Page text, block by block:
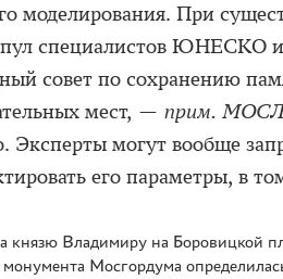
моделирования. При
пул специалистов
совет по сохранению
мест, — прим.
Эксперты могут вообще
его параметры, в
князю Владимиру на Боровицкой
монумента Мосгордума